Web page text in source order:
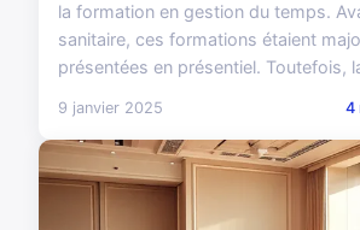
la formation en gestion du temps.
sanitaire, ces formations étaient
présentées en présentiel. Toutefois,
9 janvier 2025 4